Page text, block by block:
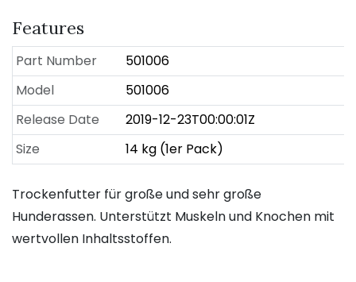
Features
Part Number
501006
Model
501006
Release Date
2019-12-23T00:00:01Z
Size
14 kg (1er Pack)
Trockenfutter für große und sehr große
Hunderassen. Unterstützt Muskeln und Knochen mit
wertvollen Inhaltsstoffen.